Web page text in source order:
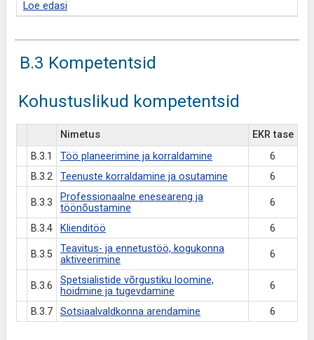
Loe edasi
B.3 Kompetentsid
Kohustuslikud kompetentsid
Nimetus
EKR tase
B.3.1
Töö planeerimine ja korraldamine
6
B.3.2
Teenuste korraldamine ja osutamine 6
B.3.3
Professionaalne eneseareng ja
töönõustamine
6
B.3.4 Klienditöö 6
B.3.5
Teavitus- ja ennetustöö, kogukonna
aktiveerimine
6
B.3.6
Spetsialistide võrgustiku loomine,
hoidmine ja tugevdamine
6
B.3.7 Sotsiaalvaldkonna arendamine 6